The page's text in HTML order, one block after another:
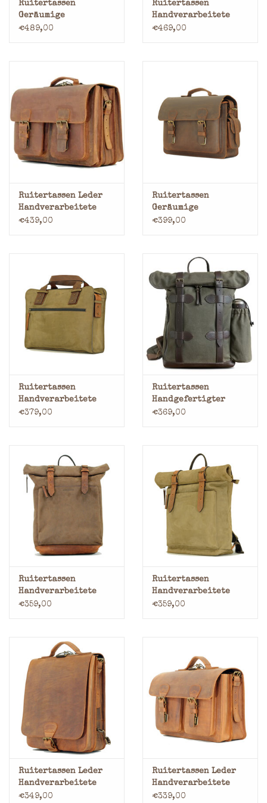
Ruitertassen
Geräumige
Handverarbeitete
€489,00
Ruitertassen
Handverarbeitete
Leder Arbeitstasche
€469,00
Ruitertassen Leder
Handverarbeitete
Umhängetasche
€439,00
Ruitertassen
Geräumige
Handverarbeitete
€399,00
Ruitertassen
Handverarbeitete
Leder Arbeitstasche
€379,00
Ruitertassen
Handgefertigter
Rucksack Overland
€369,00
Ruitertassen
Handverarbeitete
Leder Rolltop
€359,00
Ruitertassen
Handverarbeitete
Leder Rolltop
€359,00
Ruitertassen Leder
Handverarbeitete
Rucksack
€349,00
Ruitertassen Leder
Handverarbeitete
Umhängetasche
€339,00